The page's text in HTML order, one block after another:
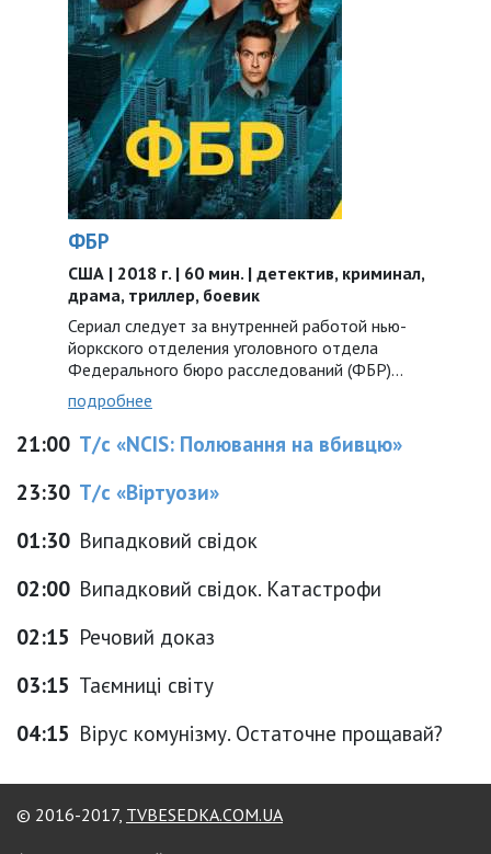
ФБР
США | 2018 г. | 60 мин. | детектив, криминал,
драма, триллер, боевик
Сериал следует за внутренней работой нью-
йоркского отделения уголовного отдела
Федерального бюро расследований (ФБР)...
подробнее
21:00 Т/с «NCIS: Полювання на вбивцю»
23:30 Т/с «Віртуози»
01:30 Випадковий свідок
02:00 Випадковий свідок. Катастрофи
02:15 Речовий доказ
03:15 Таємниці світу
04:15 Вірус комунізму. Остаточне прощавай?
© 2016-2017, TVBESEDKA.COM.UA